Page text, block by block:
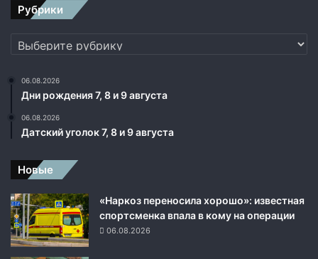
Рубрики
Рубрики
06.08.2026
Дни рождения 7, 8 и 9 августа
06.08.2026
Датский уголок 7, 8 и 9 августа
Новые
«Наркоз переносила хорошо»: известная
спортсменка впала в кому на операции
06.08.2026